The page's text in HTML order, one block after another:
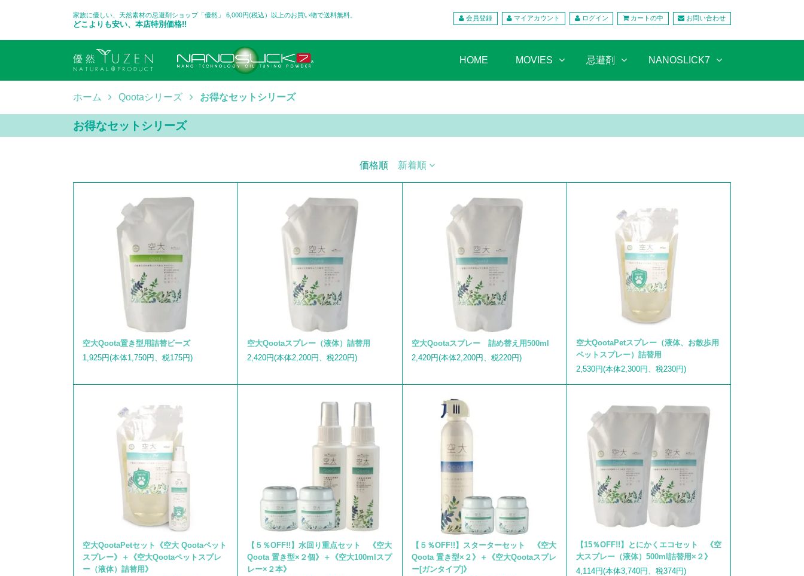
家族に優しい、天然素材の忌避剤ショップ「優然」 6,000円(税込）以上のお買い物で送料無料。
どこよりも安い、本店特別価格!!
会員登録 マイアカウント ログイン カートの中 お問い合わせ
HOME MOVIES 忌避剤 NANOSLICK7
ホーム Qootaシリーズ お得なセットシリーズ
お得なセットシリーズ
価格順 新着順
空大Qoota置き型用詰替ビーズ
1,925円(本体1,750円、税175円)
空大Qootaスプレー（液体）詰替用
2,420円(本体2,200円、税220円)
空大Qootaスプレー 詰め替え用500ml
2,420円(本体2,200円、税220円)
空大QootaPetスプレー（液体、お散歩用
ペットスプレー）詰替用
2,530円(本体2,300円、税230円)
空大QootaPetセット《空大 Qootaペット
スプレー》＋《空大Qootaペットスプレ
ー（液体）詰替用》
【５％OFF!!】水回り重点セット 《空大
Qoota 置き型×２個》＋《空大100mlスプ
レー×２本》
【５％OFF!!】スターターセット 《空大
Qoota 置き型×２》＋《空大Qootaスプレ
ー[ガンタイプ]》
【15％OFF!!】とにかくエコセット 《空
大スプレー（液体）500ml詰替用×２》
4,114円(本体3,740円、税374円)